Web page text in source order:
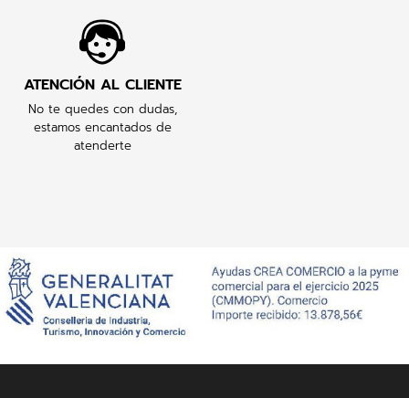
ATENCIÓN AL CLIENTE
No te quedes con dudas,
estamos encantados de
atenderte